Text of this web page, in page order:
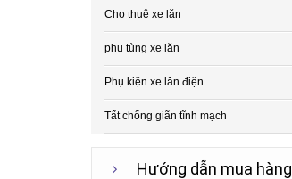
Cho thuê xe lăn
phụ tùng xe lăn
Phụ kiện xe lăn điện
Tất chống giãn tĩnh mạch
Hướng dẫn mua hàng